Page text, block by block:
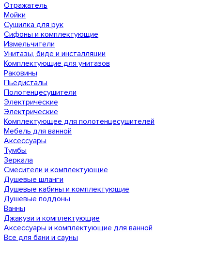
Отражатель
Мойки
Сушилка для рук
Сифоны и комплектующие
Измельчители
Унитазы, биде и инсталляции
Комплектующие для унитазов
Раковины
Пьедисталы
Полотенцесушители
Электрические
Электрические
Комплектующее для полотенцесушителей
Мебель для ванной
Аксессуары
Тумбы
Зеркала
Смесители и комплектующие
Душевые шланги
Душевые кабины и комплектующие
Душевые поддоны
Ванны
Джакузи и комплектующие
Аксессуары и комплектующие для ванной
Все для бани и сауны